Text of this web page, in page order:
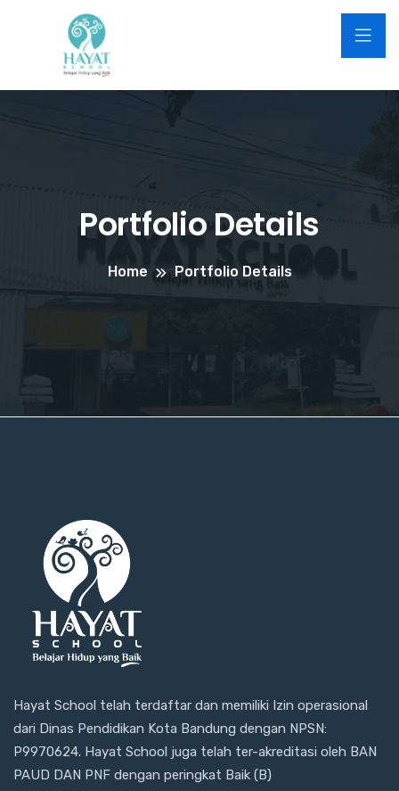
Portfolio Details
Home Portfolio Details
Hayat School telah terdaftar dan memiliki Izin operasional
dari Dinas Pendidikan Kota Bandung dengan NPSN:
P9970624. Hayat School juga telah ter-akreditasi oleh BAN
PAUD DAN PNF dengan peringkat Baik (B)